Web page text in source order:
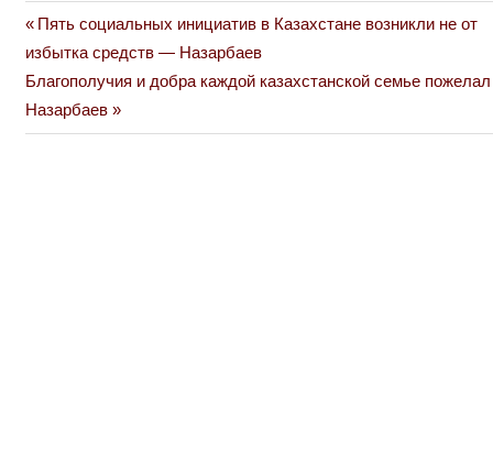
Навигация
по
записям
Previous
Post:
Пять социальных инициатив в Казахстане возникли не от
избытка средств — Назарбаев
Next
Post:
Благополучия и добра каждой казахстанской семье пожелал
Назарбаев